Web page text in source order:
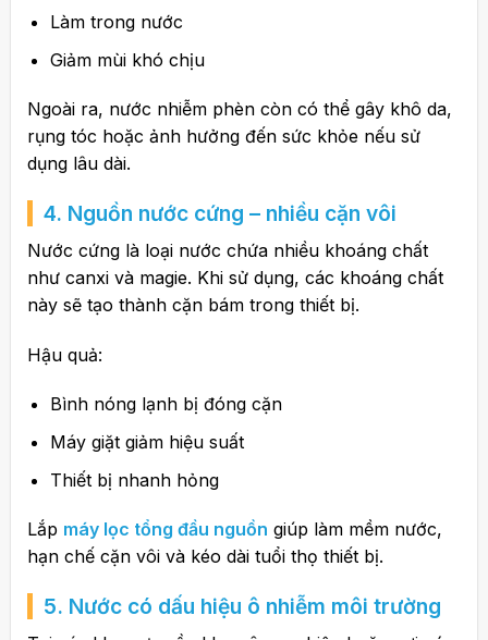
Làm trong nước
Giảm mùi khó chịu
Ngoài ra, nước nhiễm phèn còn có thể gây khô da,
rụng tóc hoặc ảnh hưởng đến sức khỏe nếu sử
dụng lâu dài.
4. Nguồn nước cứng – nhiều cặn vôi
Nước cứng là loại nước chứa nhiều khoáng chất
như canxi và magie. Khi sử dụng, các khoáng chất
này sẽ tạo thành cặn bám trong thiết bị.
Hậu quả:
Bình nóng lạnh bị đóng cặn
Máy giặt giảm hiệu suất
Thiết bị nhanh hỏng
Lắp máy lọc tổng đầu nguồn giúp làm mềm nước,
hạn chế cặn vôi và kéo dài tuổi thọ thiết bị.
5. Nước có dấu hiệu ô nhiễm môi trường